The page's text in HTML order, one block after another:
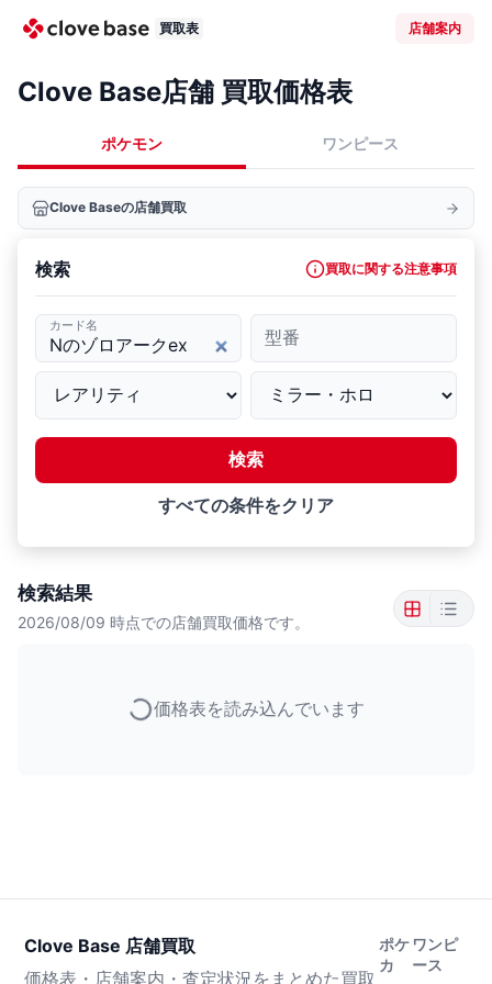
買取表 店舗案内
Clove Base店舗 買取価格表
ポケモン ワンピース
Clove Baseの店舗買取
検索 買取に関する注意事項
カード名
型番
検索
すべての条件をクリア
検索結果
2026/08/09 時点での店舗買取価格です。
価格表を読み込んでいます
Clove Base 店舗買取
価格表・店舗案内・査定状況をまとめた買取
ポケ
カ
ワンピ
ース